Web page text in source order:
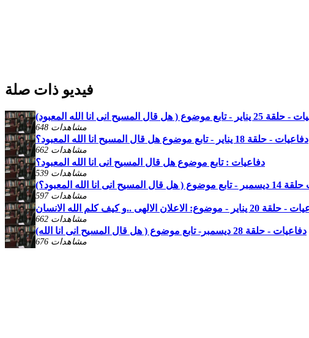
فيديو ذات صلة
تابع موضوع ( هل قال المسيح انى انا الله المعبود)
648 مشاهدات
دفاعيات - حلقة 18 يناير - تابع موضوع هل قال المسيح انا الله المعبود؟
662 مشاهدات
دفاعيات : تابع موضوع هل قال المسيح انى انا الله المعبود؟
539 مشاهدات
المسيح انى انا الله المعبود؟)
597 مشاهدات
- موضوع: الاعلان الالهى ..و كيف كلم الله الانسان
662 مشاهدات
دفاعيات - حلقة 28 ديسمبر- تابع موضوع ( هل قال المسيح انى انا الله)
676 مشاهدات